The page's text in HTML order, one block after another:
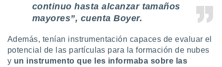
e
mediante
continuo hasta alcanzar tamaños
mayores”, cuenta Boyer.
Además, tenían instrumentación capaces de evaluar el
potencial de las partículas para la formación de nubes
y un instrumento que les informaba sobre las